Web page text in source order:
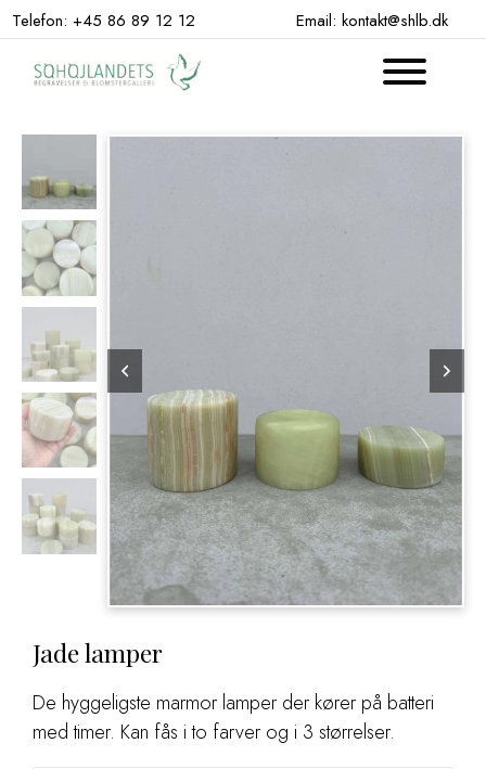
Hop
til Telefon: +45 86 89 12 12 Email: kontakt@shlb.dk
Jade lamper
De hyggeligste marmor lamper der kører på batteri
med timer. Kan fås i to farver og i 3 størrelser.